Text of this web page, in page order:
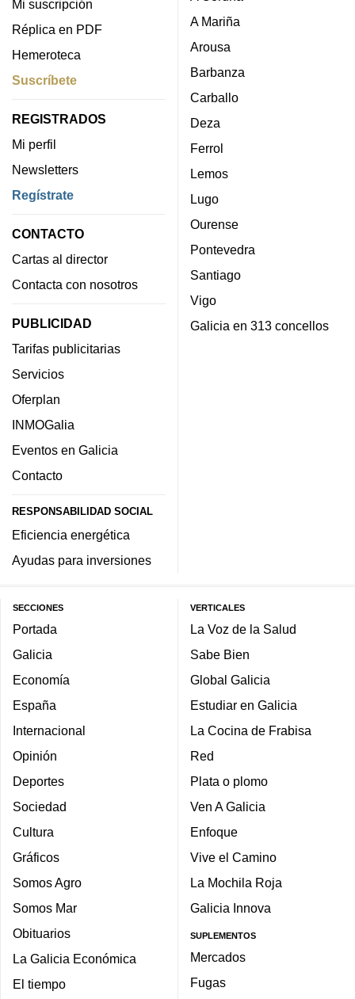
Mi suscripción
Réplica en PDF
Hemeroteca
Suscríbete
REGISTRADOS
Mi perfil
Newsletters
Regístrate
CONTACTO
Cartas al director
Contacta con nosotros
PUBLICIDAD
Tarifas publicitarias
Servicios
Oferplan
INMOGalia
Eventos en Galicia
Contacto
RESPONSABILIDAD SOCIAL
Eficiencia energética
Ayudas para inversiones
A Mariña
Arousa
Barbanza
Carballo
Deza
Ferrol
Lemos
Lugo
Ourense
Pontevedra
Santiago
Vigo
Galicia en 313 concellos
SECCIONES
Portada
Galicia
Economía
España
Internacional
Opinión
Deportes
Sociedad
Cultura
Gráficos
Somos Agro
Somos Mar
Obituarios
La Galicia Económica
El tiempo
VERTICALES
La Voz de la Salud
Sabe Bien
Global Galicia
Estudiar en Galicia
La Cocina de Frabisa
Red
Plata o plomo
Ven A Galicia
Enfoque
Vive el Camino
La Mochila Roja
Galicia Innova
SUPLEMENTOS
Mercados
Fugas